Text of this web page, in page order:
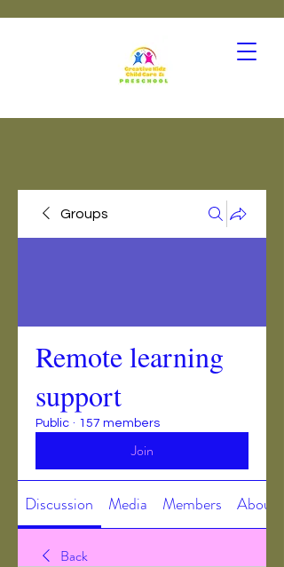
Groups
Remote learning
support
Public · 157 members
Join
Discussion Media Members About
Back